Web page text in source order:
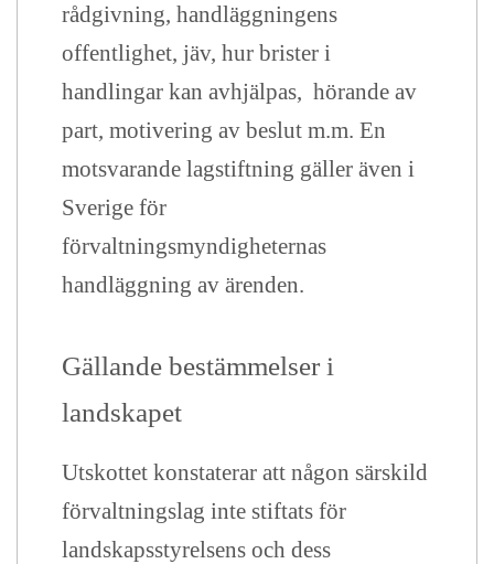
rådgivning, handläggningens
offentlighet, jäv, hur brister i
handlingar kan avhjälpas, hörande av
part, motivering av beslut m.m. En
motsvarande lagstiftning gäller även i
Sverige för
förvaltningsmyndigheternas
handläggning av ärenden.
Gällande bestämmelser i
landskapet
Utskottet konstaterar att någon särskild
förvaltningslag inte stiftats för
landskapsstyrelsens och dess